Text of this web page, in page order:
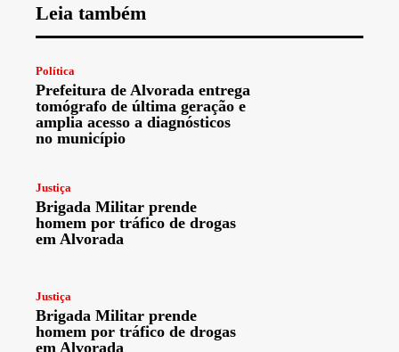
Leia também
Política
Prefeitura de Alvorada entrega
tomógrafo de última geração e
amplia acesso a diagnósticos
no município
Justiça
Brigada Militar prende
homem por tráfico de drogas
em Alvorada
Justiça
Brigada Militar prende
homem por tráfico de drogas
em Alvorada